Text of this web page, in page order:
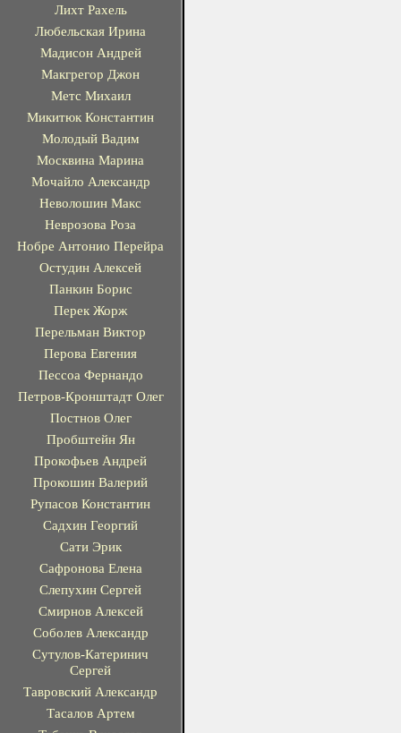
Лихт Рахель
Любельская Ирина
Мадисон Андрей
Макгрегор Джон
Метс Михаил
Микитюк Константин
Молодый Вадим
Москвина Марина
Мочайло Александр
Неволошин Макс
Неврозова Роза
Нобре Антонио Перейра
Остудин Алексей
Панкин Борис
Перек Жорж
Перельман Виктор
Перова Евгения
Пессоа Фернандо
Петров-Кронштадт Олег
Постнов Олег
Пробштейн Ян
Прокофьев Андрей
Прокошин Валерий
Рупасов Константин
Садхин Георгий
Сати Эрик
Сафронова Елена
Слепухин Сергей
Смирнов Алексей
Соболев Александр
Сутулов-Катеринич
Сергей
Тавровский Александр
Тасалов Артем